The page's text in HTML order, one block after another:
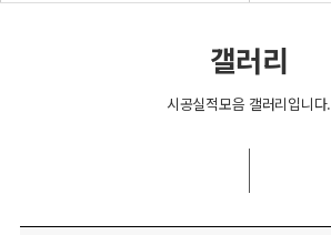
갤러리
시공실적모음 갤러리입니다.